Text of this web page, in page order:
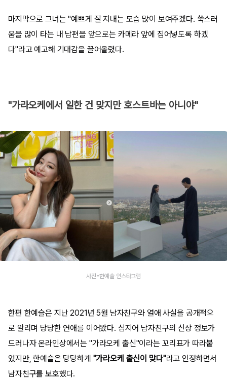
마지막으로 그녀는 "예쁘게 잘 지내는 모습 많이 보여주겠다. 쑥스러
움을 많이 타는 내 남편을 앞으로는 카메라 앞에 집어넣도록 하겠
다"라고 예고해 기대감을 끌어올렸다.
"가라오케에서 일한 건 맞지만 호스트바는 아니야"
사진=한예슬 인스타그램
한편 한예슬은 지난 2021년 5월 남자친구와 열애 사실을 공개적으
로 알리며 당당한 연애를 이어왔다. 심지어 남자친구의 신상 정보가
드러나자 온라인상에서는 "가라오케 출신"이라는 꼬리표가 따라붙
었지만, 한예슬은 당당하게 "가라오케 출신이 맞다"라고 인정하면서
남자친구를 보호했다.